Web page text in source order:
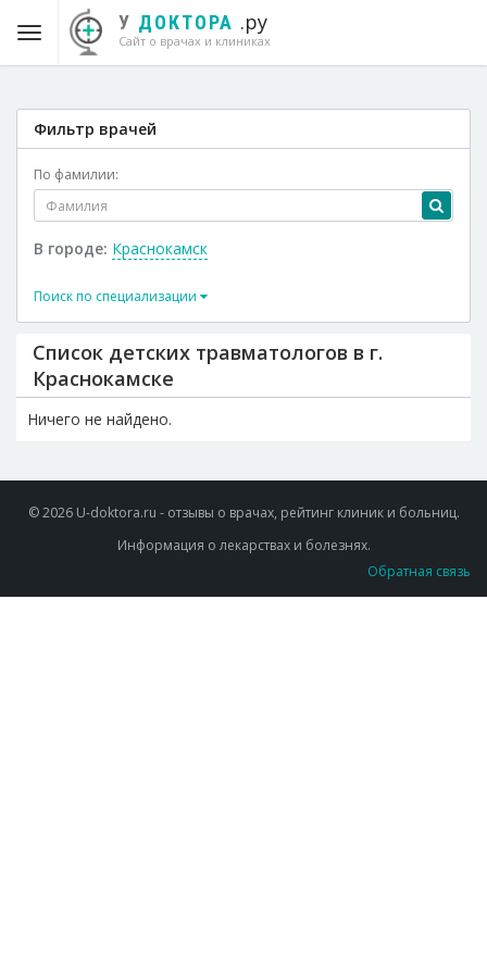
У ДОКТОРА .ру
Сайт о врачах и клиниках
Фильтр врачей
По фамилии:
В городе: Краснокамск
Поиск по специализации
Список детских травматологов в г.
Краснокамске
Ничего не найдено.
© 2026 U-doktora.ru - отзывы о врачах, рейтинг клиник и больниц.
Информация о лекарствах и болезнях.
Обратная связь